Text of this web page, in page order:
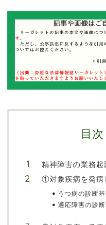
目次
精神障害の業務
①対象疾病を発病
うつ病の診断
適応障害の診